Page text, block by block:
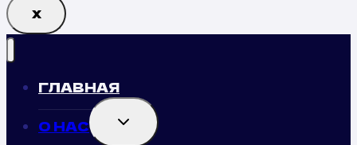
Х
ГЛАВНАЯ
О НАС TOGGLE
CHILD
MENU